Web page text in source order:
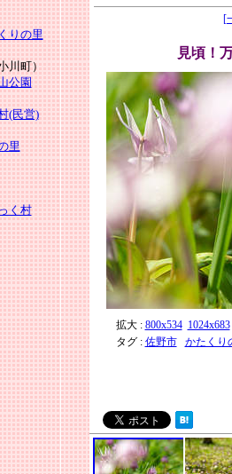
りの里
川町）
公園
(民営)
里
く村
[
見頃！
拡大 : 800x534 1024x683
タグ : 佐野市 かたくり